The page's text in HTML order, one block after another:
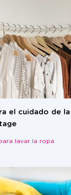
el cuidado de
lavar la ropa